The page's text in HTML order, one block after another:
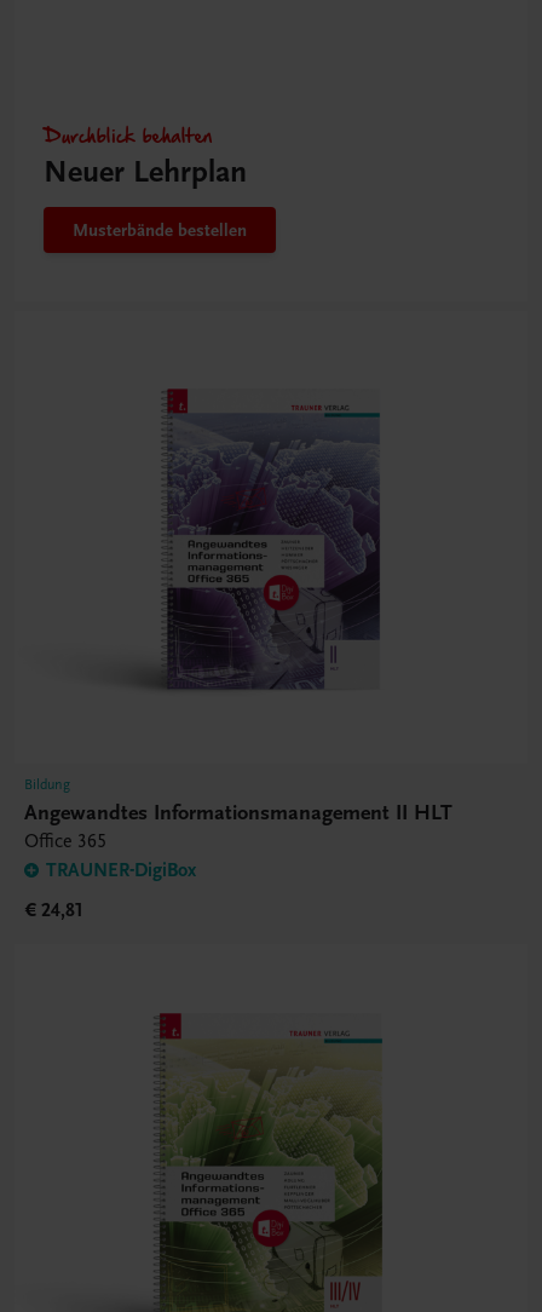
Durchblick behalten
Neuer Lehrplan
Musterbände bestellen
Bildung
Angewandtes Informationsmanagement II HLT
Office 365
TRAUNER-DigiBox
€ 24,81